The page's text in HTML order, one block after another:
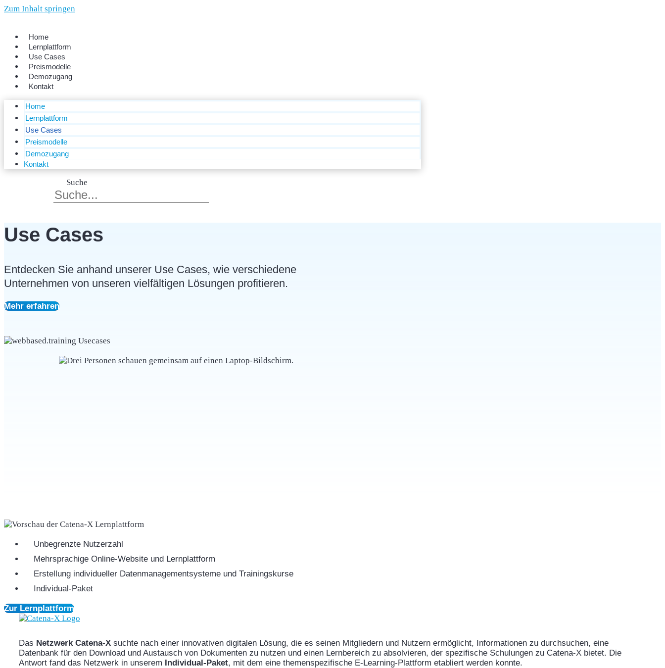
Zum Inhalt springen
Home
Lernplattform
Use Cases
Preismodelle
Demozugang
Kontakt
Home
Lernplattform
Use Cases
Preismodelle
Demozugang
Kontakt
Suche
Use Cases
Entdecken Sie anhand unserer Use Cases, wie verschiedene
Unternehmen von unseren vielfältigen Lösungen profitieren.
Mehr erfahren
Unbegrenzte Nutzerzahl
Mehrsprachige Online-Website und Lernplattform
Erstellung individueller Datenmanagementsysteme und Trainingskurse
Individual-Paket
Zur Lernplattform
Das Netzwerk Catena-X suchte nach einer innovativen digitalen Lösung, die es seinen Mitgliedern und Nutzern ermöglicht, Informationen zu durchsuchen, eine
Datenbank für den Download und Austausch von Dokumenten zu nutzen und einen Lernbereich zu absolvieren, der spezifische Schulungen zu Catena-X bietet. Die
Antwort fand das Netzwerk in unserem Individual-Paket, mit dem eine themenspezifische E-Learning-Plattform etabliert werden konnte.